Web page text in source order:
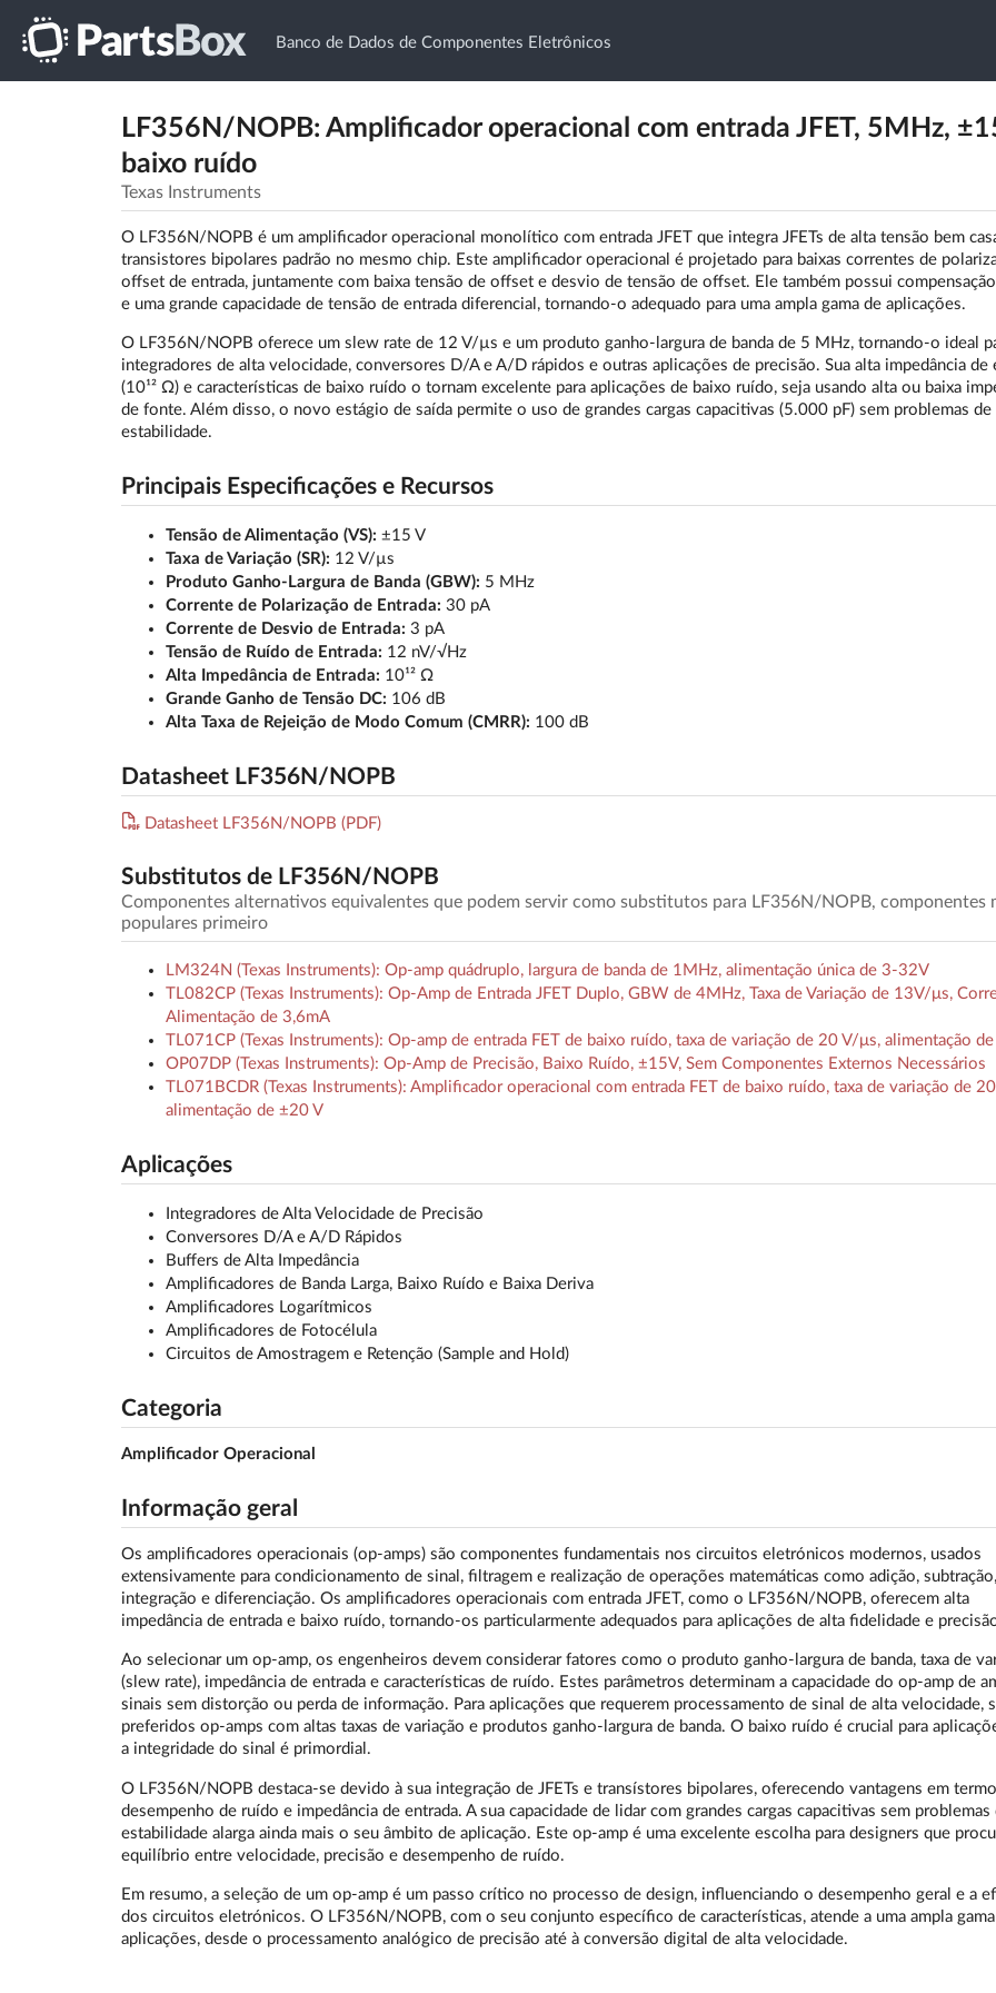
Banco de Dados de Componentes Eletrônicos
LF356N/NOPB: Amplificador operacional com entrada JFET, 5MHz,
baixo ruído
Texas Instruments
O LF356N/NOPB é um amplificador operacional monolítico com entrada JFET que integra JFETs de alta tensão bem
transistores bipolares padrão no mesmo chip. Este amplificador operacional é projetado para baixas correntes de
offset de entrada, juntamente com baixa tensão de offset e desvio de tensão de offset. Ele também possui
e uma grande capacidade de tensão de entrada diferencial, tornando-o adequado para uma ampla gama de aplicações.
O LF356N/NOPB oferece um slew rate de 12 V/µs e um produto ganho-largura de banda de 5 MHz, tornando-o ideal
integradores de alta velocidade, conversores D/A e A/D rápidos e outras aplicações de precisão. Sua alta impedância de
(10¹² Ω) e características de baixo ruído o tornam excelente para aplicações de baixo ruído, seja usando alta ou baixa
de fonte. Além disso, o novo estágio de saída permite o uso de grandes cargas capacitivas (5.000 pF) sem problemas de
estabilidade.
Principais Especificações e Recursos
Tensão de Alimentação (VS): ±15 V
Taxa de Variação (SR): 12 V/µs
Produto Ganho-Largura de Banda (GBW): 5 MHz
Corrente de Polarização de Entrada: 30 pA
Corrente de Desvio de Entrada: 3 pA
Tensão de Ruído de Entrada: 12 nV/√Hz
Alta Impedância de Entrada: 10¹² Ω
Grande Ganho de Tensão DC: 106 dB
Alta Taxa de Rejeição de Modo Comum (CMRR): 100 dB
Datasheet LF356N/NOPB
Datasheet LF356N/NOPB (PDF)
Substitutos de LF356N/NOPB
Componentes alternativos equivalentes que podem servir como substitutos para LF356N/NOPB, componentes
populares primeiro
LM324N (Texas Instruments): Op-amp quádruplo, largura de banda de 1MHz, alimentação única de 3-32V
TL082CP (Texas Instruments): Op-Amp de Entrada JFET Duplo, GBW de 4MHz, Taxa de Variação de 13V/μs,
Alimentação de 3,6mA
TL071CP (Texas Instruments): Op-amp de entrada FET de baixo ruído, taxa de variação de 20 V/μs, alimentação
OP07DP (Texas Instruments): Op-Amp de Precisão, Baixo Ruído, ±15V, Sem Componentes Externos Necessários
TL071BCDR (Texas Instruments): Amplificador operacional com entrada FET de baixo ruído, taxa de variação de
alimentação de ±20 V
Aplicações
Integradores de Alta Velocidade de Precisão
Conversores D/A e A/D Rápidos
Buffers de Alta Impedância
Amplificadores de Banda Larga, Baixo Ruído e Baixa Deriva
Amplificadores Logarítmicos
Amplificadores de Fotocélula
Circuitos de Amostragem e Retenção (Sample and Hold)
Categoria
Amplificador Operacional
Informação geral
Os amplificadores operacionais (op-amps) são componentes fundamentais nos circuitos eletrónicos modernos, usados
extensivamente para condicionamento de sinal, filtragem e realização de operações matemáticas como adição, subtração,
integração e diferenciação. Os amplificadores operacionais com entrada JFET, como o LF356N/NOPB, oferecem alta
impedância de entrada e baixo ruído, tornando-os particularmente adequados para aplicações de alta fidelidade e
Ao selecionar um op-amp, os engenheiros devem considerar fatores como o produto ganho-largura de banda, taxa de
(slew rate), impedância de entrada e características de ruído. Estes parâmetros determinam a capacidade do op-amp de
sinais sem distorção ou perda de informação. Para aplicações que requerem processamento de sinal de alta velocidade,
preferidos op-amps com altas taxas de variação e produtos ganho-largura de banda. O baixo ruído é crucial para
a integridade do sinal é primordial.
O LF356N/NOPB destaca-se devido à sua integração de JFETs e transístores bipolares, oferecendo vantagens em
desempenho de ruído e impedância de entrada. A sua capacidade de lidar com grandes cargas capacitivas sem problemas
estabilidade alarga ainda mais o seu âmbito de aplicação. Este op-amp é uma excelente escolha para designers que
equilíbrio entre velocidade, precisão e desempenho de ruído.
Em resumo, a seleção de um op-amp é um passo crítico no processo de design, influenciando o desempenho geral e a
dos circuitos eletrónicos. O LF356N/NOPB, com o seu conjunto específico de características, atende a uma ampla
aplicações, desde o processamento analógico de precisão até à conversão digital de alta velocidade.